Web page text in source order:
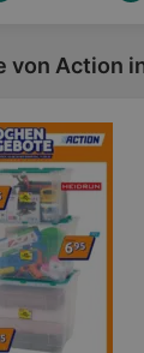
von Action